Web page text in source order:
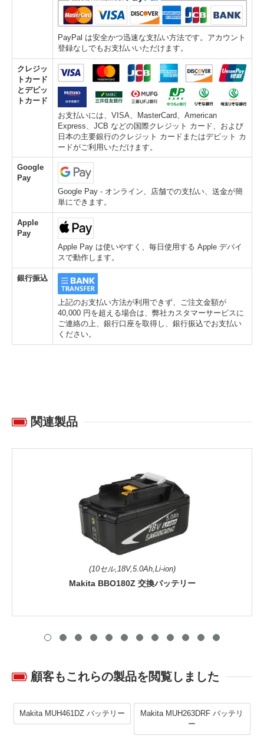
PayPal は安全かつ迅速な支払い方法です。アカウント
登録なしでもお支払いいただけます。
クレジッ
トカード
とデビッ
トカード
お支払いには、VISA、MasterCard、American
Express、JCB などの国際クレジット カード、および
日本の主要銀行のクレジット カードまたはデビット カ
ードがご利用いただけます。
Google
Pay
Google Pay - オンライン、店舗での支払い、送金が簡
単にできます。
Apple
Pay
Apple Pay は使いやすく、毎日使用する Apple デバイ
スで動作します。
銀行振込
上記のお支払い方法が利用できず、ご注文金額が
40,000 円を超える場合は、弊社カスタマーサービスに
ご連絡の上、銀行口座を取得し、銀行振込でお支払い
ください。
関連製品
(10セル,18V,5.0Ah,Li-ion)
Makita BBO180Z 交換バッテリー
顧客もこれらの製品を閲覧しました
Makita MUH461DZ バッテリー
Makita MUH263DRF バッテリ
ー